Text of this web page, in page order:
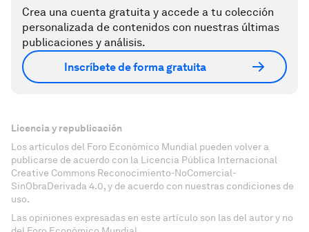
Crea una cuenta gratuita y accede a tu colección
personalizada de contenidos con nuestras últimas
publicaciones y análisis.
Inscríbete de forma gratuita
Licencia y republicación
Los artículos del Foro Económico Mundial pueden volver a
publicarse de acuerdo con la Licencia Pública Internacional
Creative Commons Reconocimiento-NoComercial-
SinObraDerivada 4.0, y de acuerdo con nuestras condiciones de
uso.
Las opiniones expresadas en este artículo son las del autor y no